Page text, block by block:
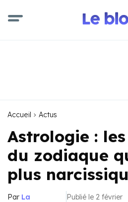
Accueil Actus
Astrologie :
du zodiaque
plus
Par La
Publié le 2 février